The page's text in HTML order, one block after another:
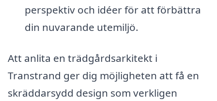
perspektiv och idéer för att förbättra
din nuvarande utemiljö.
Att anlita en trädgårdsarkitekt i
Transtrand ger dig möjligheten att få en
skräddarsydd design som verkligen